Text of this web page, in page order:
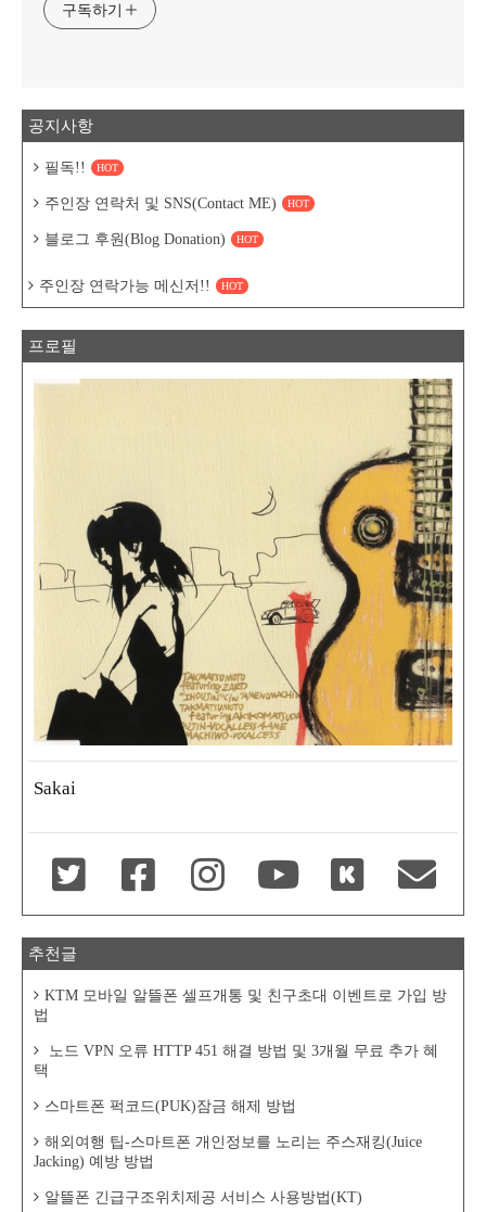
구독하기
공지사항
필독!! HOT
주인장 연락처 및 SNS(Contact ME) HOT
블로그 후원(Blog Donation) HOT
주인장 연락가능 메신저!! HOT
프로필
Sakai
추천글
KTM 모바일 알뜰폰 셀프개통 및 친구초대 이벤트로 가입 방
법
노드 VPN 오류 HTTP 451 해결 방법 및 3개월 무료 추가 혜
택
스마트폰 퍽코드(PUK)잠금 해제 방법
해외여행 팁-스마트폰 개인정보를 노리는 주스재킹(Juice
Jacking) 예방 방법
알뜰폰 긴급구조위치제공 서비스 사용방법(KT)